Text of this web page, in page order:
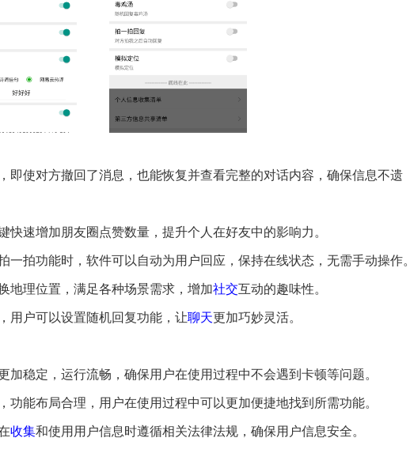
即使对方撤回了消息，也能恢复并查看完整的对话内容，确保信息不遗
快速增加朋友圈点赞数量，提升个人在好友中的影响力。
一拍功能时，软件可以自动为用户回应，保持在线状态，无需手动操作。
地理位置，满足各种场景需求，增加社交互动的趣味性。
用户可以设置随机回复功能，让聊天更加巧妙灵活。
加稳定，运行流畅，确保用户在使用过程中不会遇到卡顿等问题。
功能布局合理，用户在使用过程中可以更加便捷地找到所需功能。
收集和使用用户信息时遵循相关法律法规，确保用户信息安全。